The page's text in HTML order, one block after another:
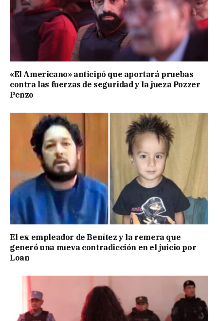
«El Americano» anticipó que aportará pruebas
contra las fuerzas de seguridad y la jueza Pozzer
Penzo
El ex empleador de Benítez y la remera que
generó una nueva contradicción en el juicio por
Loan